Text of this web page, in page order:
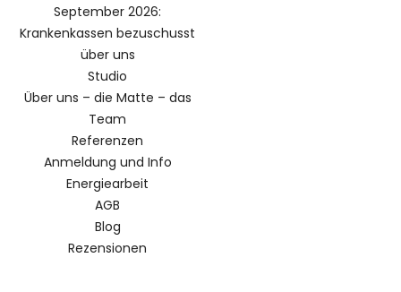
September 2026:
Krankenkassen bezuschusst
über uns
Studio
Über uns – die Matte – das
Team
Referenzen
Anmeldung und Info
Energiearbeit
AGB
Blog
Rezensionen